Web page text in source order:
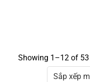
Showing 1–12 of